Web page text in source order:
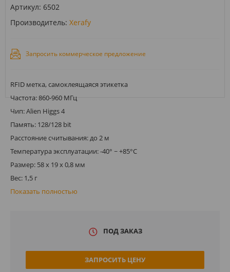
Артикул: 6502
Производитель: Xerafy
Запросить коммерческое предложение
RFID метка, самоклеящаяся этикетка
Частота: 860-960 МГц
Чип: Alien Higgs 4
Память: 128/128 bit
Расстояние считывания: до 2 м
Температура эксплуатации: -40° ~ +85°С
Размер: 58 x 19 x 0,8 мм
Вес: 1,5 г
Показать полностью
ПОД ЗАКАЗ
ЗАПРОСИТЬ ЦЕНУ